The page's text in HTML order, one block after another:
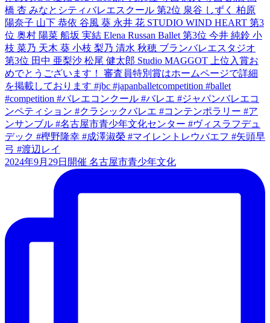
2024年9月29日開催 名古屋市青少年文化